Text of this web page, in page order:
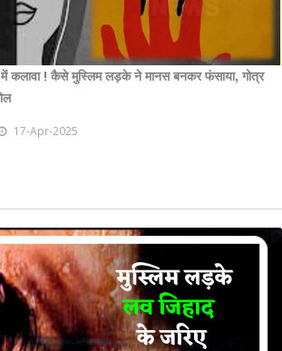
कलावा ! कैसे मुस्लिम लड़के ने मानस बनकर फंसाया, गोत्र
17-Apr-2025